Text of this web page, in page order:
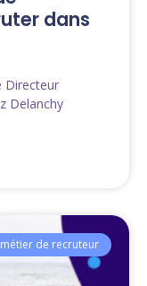
dans
Directeur
Delanchy
de recruteur